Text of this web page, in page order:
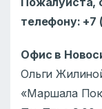
телефону: +7
Офис в
Ольги
«Маршала